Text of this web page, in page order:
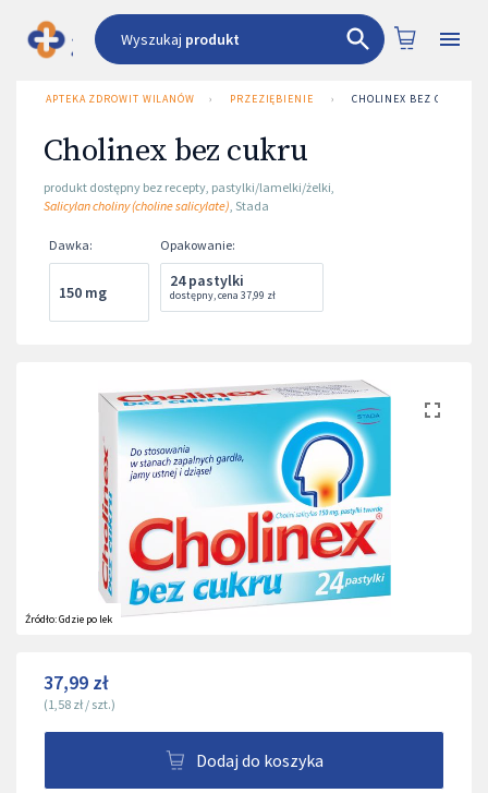
Wyszukaj produkt
APTEKA ZDROWIT WILANÓW › PRZEZIĘBIENIE › CHOLINEX BEZ CUKRU
Cholinex bez cukru
produkt dostępny bez recepty, pastylki/lamelki/żelki,
Salicylan choliny (choline salicylate), Stada
Dawka:
150 mg
Opakowanie:
24 pastylki
dostępny,cena 37,99 zł
Źródło:Gdzie po lek
37,99 zł
(1,58 zł / szt.)
Dodaj do koszyka